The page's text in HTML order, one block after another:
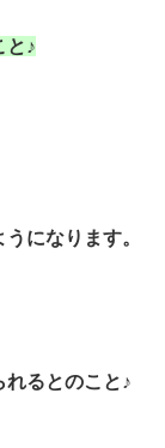
と♪
になります。
るとのこと♪